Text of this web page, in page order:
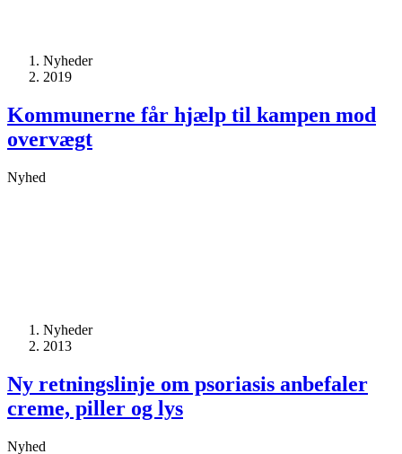
Nyheder
2019
Kommunerne får hjælp til kampen mod
overvægt
Nyhed
Nyheder
2013
Ny retningslinje om psoriasis anbefaler
creme, piller og lys
Nyhed